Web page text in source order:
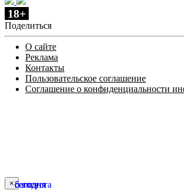
сегодня
сегодня
сегодня
сегодня
5 августа
18+
Поделиться
О сайте
Реклама
Контакты
Пользовательское соглашение
Соглашение о конфиденциальности
×